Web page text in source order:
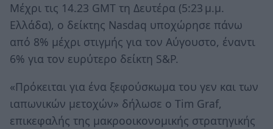
Μέχρι τις 14.23 GMT τη Δευτέρα (5:23 μ.μ.
Ελλάδα), ο δείκτης Nasdaq υποχώρησε πάνω
από 8% μέχρι στιγμής για τον Αύγουστο, έναντι
6% για τον ευρύτερο δείκτη S&P.
«Πρόκειται για ένα ξεφούσκωμα του γεν και των
ιαπωνικών μετοχών» δήλωσε ο Tim Graf,
επικεφαλής της μακροοικονομικής στρατηγικής